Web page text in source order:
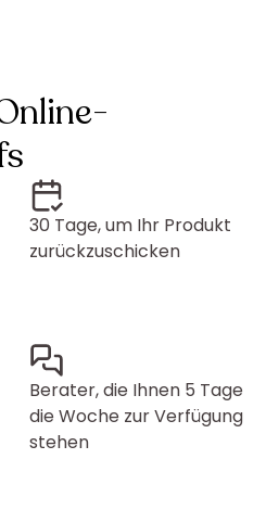
30 Tage, um Ihr Produkt
zurückzuschicken
Berater, die Ihnen 5 Tage
die Woche zur Verfügung
stehen